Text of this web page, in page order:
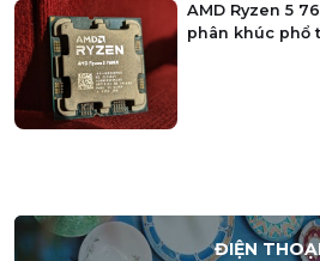
AMD Ryzen 5
phân khúc phổ
ĐIỆN